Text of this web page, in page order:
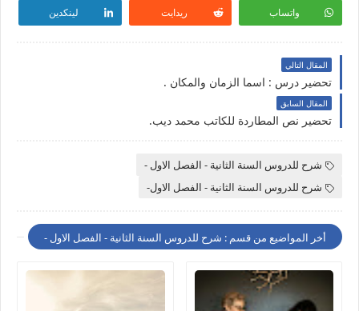
واتساب ريدايت لينكدين
المقال التالي
تحضير درس : اسما الزمان والمكان .
المقال السابق
تحضير نص المطاردة للكاتب محمد ديب.
شرح للدروس السنة الثانية - الفصل الاول -
شرح للدروس السنة الثانية - الفصل الاول-
أخر المواضيع من قسم : شرح للدروس السنة الثانية - الفصل الاول -